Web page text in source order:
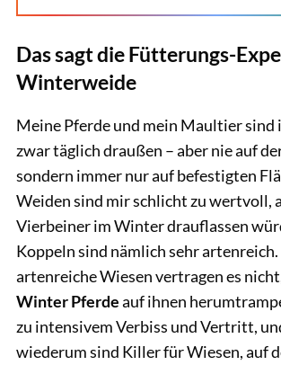
Das sagt die Fütterungs-
Winterweide
Meine Pferde und mein Maultier sind
zwar täglich draußen – aber nie auf
sondern immer nur auf befestigten
Weiden sind mir schlicht zu wertvoll,
Vierbeiner im Winter drauflassen
Koppeln sind nämlich sehr artenreich.
artenreiche Wiesen vertragen es
Winter Pferdeauf ihnen
zu intensivem Verbiss und Vertritt,
wiederum sind Killer für Wiesen, auf